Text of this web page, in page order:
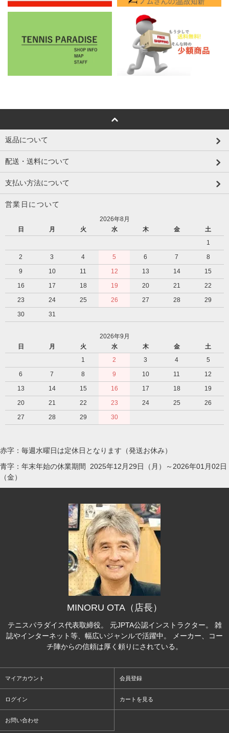
返品について
配送・送料について
支払い方法について
営業日について
2026年8月
日
月 火 水 木 金
土
1
2
3 4 5 6 7
8
9
10 11 12 13 14
15
16
17 18 19 20 21
22
23
24 25 26 27 28
29
30
31
2026年9月
日
月 火 水 木 金
土
1
2 3 4
5
6
7 8 9 10 11
12
13
14 15 16 17 18
19
20
21 22 23 24 25
26
27
28 29 30
赤字：毎週水曜日は定休日となります（発送お休み）
青字：年末年始の休業期間 2025年12月29日（月）～2026年01月02日
（金）
MINORU OTA（店長）
テニスパラダイス代表取締役。 元JPTA公認インストラクター。 雑
誌やインターネット等、幅広いジャンルで活躍中。 メーカー、コー
チ陣からの信頼は厚く頼りにされている。
マイアカウント 会員登録
ログイン カートを見る
お問い合わせ